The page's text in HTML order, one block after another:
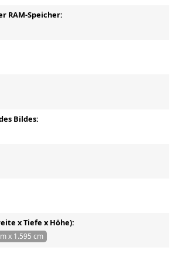
RAM-Speicher:
Bildes:
x Tiefe x Höhe):
x 1.595 cm